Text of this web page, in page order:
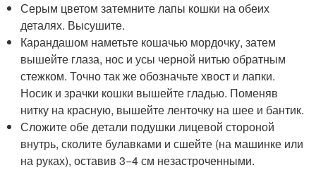
Серым цветом затемните лапы кошки на обеих
деталях. Высушите.
Карандашом наметьте кошачью мордочку, затем
вышейте глаза, нос и усы черной нитью обратным
стежком. Точно так же обозначьте хвост и лапки.
Носик и зрачки кошки вышейте гладью. Поменяв
нитку на красную, вышейте ленточку на шее и бантик.
Сложите обе детали подушки лицевой стороной
внутрь, сколите булавками и сшейте (на машинке или
на руках), оставив 3−4 см незастроченными.